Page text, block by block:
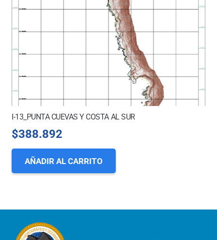
I-13_PUNTA CUEVAS Y COSTA AL SUR
$388.892
AÑADIR AL CARRITO